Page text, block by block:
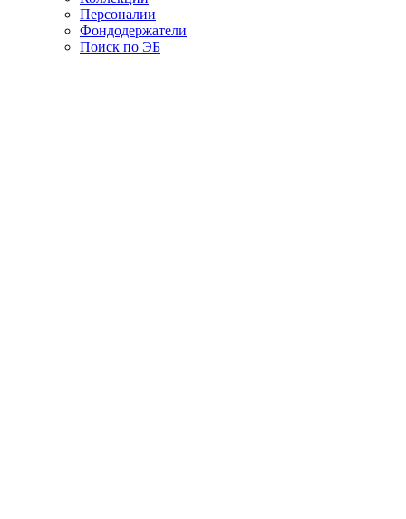
Персоналии
Фондодержатели
Поиск по ЭБ